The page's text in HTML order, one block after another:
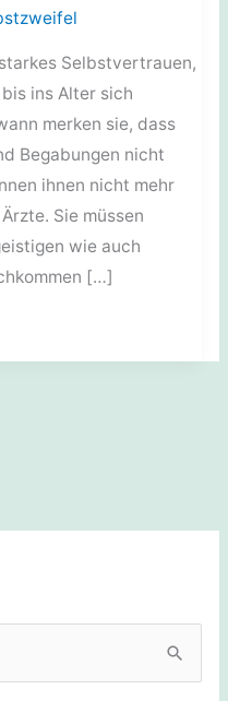
Selbstvertrauen,
ins Alter sich
merken sie, dass
Begabungen nicht
ihnen nicht mehr
Sie müssen
wie auch
[…]